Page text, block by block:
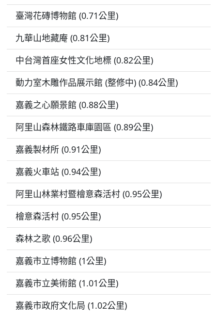
臺灣花磚博物館 (0.71公里)
九華山地藏庵 (0.81公里)
中台灣首座女性文化地標 (0.82公里)
動力室木雕作品展示館 (整修中) (0.84公里)
嘉義之心願景館 (0.88公里)
阿里山森林鐵路車庫園區 (0.89公里)
嘉義製材所 (0.91公里)
嘉義火車站 (0.94公里)
阿里山林業村暨檜意森活村 (0.95公里)
檜意森活村 (0.95公里)
森林之歌 (0.96公里)
嘉義市立博物館 (1公里)
嘉義市立美術館 (1.01公里)
嘉義市政府文化局 (1.02公里)